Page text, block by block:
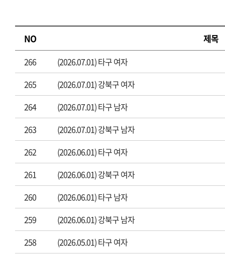
NO 제목
266
(2026.07.01) 타구 여자
265
(2026.07.01) 강북구 여자
264
(2026.07.01) 타구 남자
263
(2026.07.01) 강북구 남자
262
(2026.06.01) 타구 여자
261
(2026.06.01) 강북구 여자
260
(2026.06.01) 타구 남자
259
(2026.06.01) 강북구 남자
258
(2026.05.01) 타구 여자